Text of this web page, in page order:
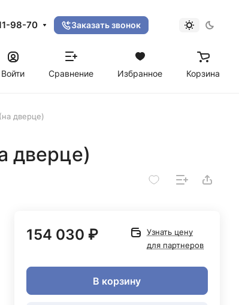
98-70 Заказать звонок
Войти
Сравнение Избранное Корзина
дверце)
дверце)
154 030 ₽
Узнать цену
для партнеров
В корзину